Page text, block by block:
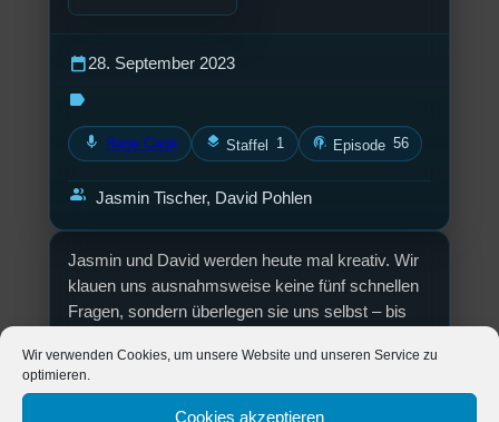
Wir verwenden Cookies, um unsere Website und unseren Service zu
optimieren.
Cookies akzeptieren
Jasmin und David werden heute mal kreativ. Wir
klauen uns ausnahmsweise keine fünf schnellen
Fragen, sondern überlegen sie uns selbst – bis
seid gespannt.
calendar_today28. September 2023
label
mic Rage Cage layers Staffel 1 podcasts Episode 56
group Jasmin Tischer, David Pohlen